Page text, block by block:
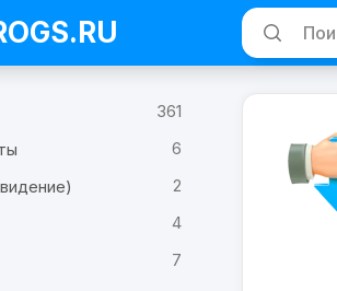
.RU
361
6
2
4
7